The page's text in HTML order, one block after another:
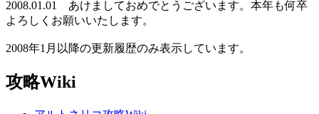
2008.01.01 あけましておめでとうございます。本年も何卒
よろしくお願いいたします。
2008年1月以降の更新履歴のみ表示しています。
攻略Wiki